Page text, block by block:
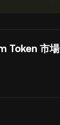
Token 市場